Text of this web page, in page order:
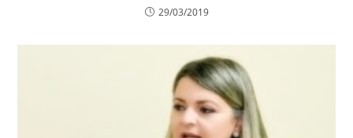
29/03/2019